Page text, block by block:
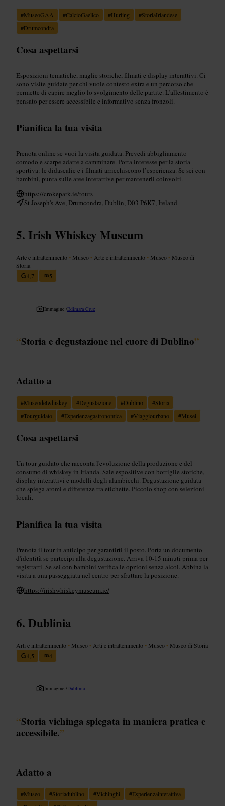
#MuseoGAA #CalcioGaelico #Hurling #StoriaIrlandese
#Drumcondra
Cosa aspettarsi
Esposizioni tematiche, maglie storiche, filmati e display interattivi. Ci
sono visite guidate per chi vuole contesto extra e un percorso che
permette di capire meglio lo svolgimento delle partite. L’allestimento è
pensato per essere accessibile e informativo senza fronzoli.
Pianifica la tua visita
Prenota online se vuoi la visita guidata. Prevedi abbigliamento
comodo e scarpe adatte a camminare. Porta interesse per la storia
sportiva: le didascalie e i filmati arricchiscono l’esperienza. Se sei con
bambini, punta sulle aree interattive per mantenerli coinvolti.
https://crokepark.ie/tours
St Joseph's Ave, Drumcondra, Dublin, D03 P6K7, Ireland
Irish Whiskey Museum
Arte e intrattenimento • Museo • Arte e intrattenimento • Museo • Museo di
Storia
4,7
5
Immagine /Edimara Cruz
“Storia e degustazione nel cuore di Dublino”
Adatto a
#Museodelwhiskey #Degustazione #Dublino #Storia
#Tourguidato #Esperienzagastronomica #Viaggiourbano #Musei
Cosa aspettarsi
Un tour guidato che racconta l'evoluzione della produzione e del
consumo di whiskey in Irlanda. Sale espositive con bottiglie storiche,
display interattivi e modelli degli alambicchi. Degustazione guidata
che spiega aromi e differenze tra etichette. Piccolo shop con selezioni
locali.
Pianifica la tua visita
Prenota il tour in anticipo per garantirti il posto. Porta un documento
d'identità se partecipi alla degustazione. Arriva 10-15 minuti prima per
registrarti. Se sei con bambini verifica le opzioni senza alcol. Abbina la
visita a una passeggiata nel centro per sfruttare la posizione.
https://irishwhiskeymuseum.ie/
Dublinia
Arti e intrattenimento • Museo • Arti e intrattenimento • Museo • Museo di Storia
4,5
4
Immagine /Dublinia
“Storia vichinga spiegata in maniera pratica e
accessibile.”
Adatto a
#Museo #Storiadublino #Vichinghi #Esperienzainterattiva